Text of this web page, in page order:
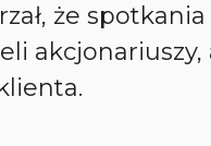
że
akcjonariuszy,